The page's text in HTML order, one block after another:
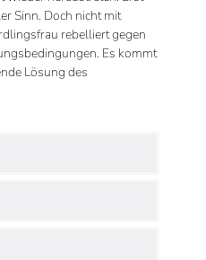
Sinn. Doch nicht mit
rebelliert gegen
Es kommt
Lösung des